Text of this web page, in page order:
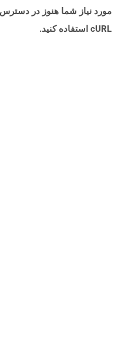
مورد نیاز شما هنوز در دسترس
cURL استفاده کنید.